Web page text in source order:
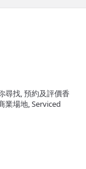
尋找, 預約及評價香
業場地, Serviced